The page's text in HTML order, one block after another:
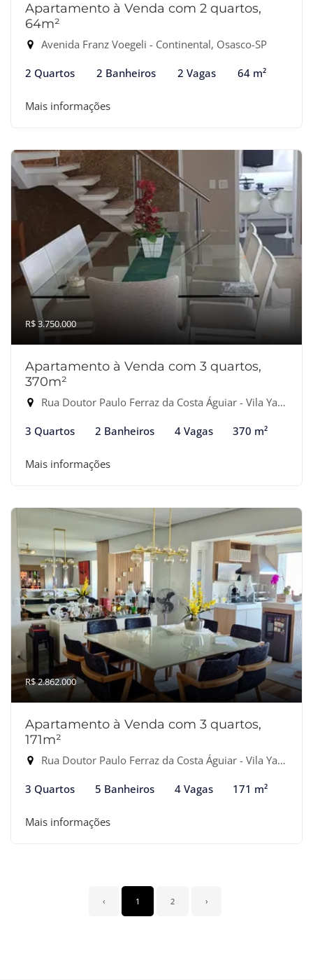
Apartamento à Venda com 2 quartos,
64m²
Avenida Franz Voegeli - Continental, Osasco-SP
2 Quartos 2 Banheiros 2 Vagas 64 m²
Mais informações
R$ 3.750.000
Apartamento à Venda com 3 quartos,
370m²
Rua Doutor Paulo Ferraz da Costa Águiar - Vila Yara, Osasco-SP
3 Quartos 2 Banheiros 4 Vagas 370 m²
Mais informações
R$ 2.862.000
Apartamento à Venda com 3 quartos,
171m²
Rua Doutor Paulo Ferraz da Costa Águiar - Vila Yara, Osasco-SP
3 Quartos 5 Banheiros 4 Vagas 171 m²
Mais informações
‹ 1 2 ›